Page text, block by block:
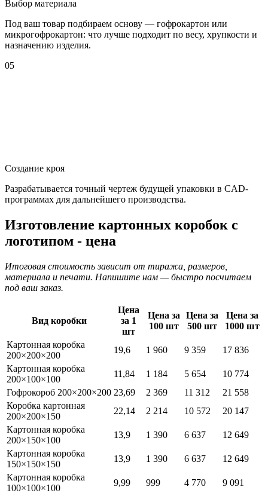
Выбор материала
Под ваш товар подбираем основу — гофрокартон или
микрогофрокартон: что лучше подходит по весу, хрупкости и
назначению изделия.
05
Создание кроя
Разрабатывается точный чертеж будущей упаковки в CAD-
программах для дальнейшего производства.
Изготовление картонных коробок с
логотипом - цена
Итоговая стоимость зависит от тиража, размеров,
материала и печати. Напишите нам — быстро посчитаем
под ваш заказ.
Вид коробки
Цена
за 1
шт
Цена за
100 шт
Цена за
500 шт
Цена за
1000 шт
Картонная коробка
200×200×200
19,6 1 960 9 359
17 836
Картонная коробка
200×100×100
11,84 1 184 5 654
10 774
Гофрокороб 200×200×200 23,69 2 369 11 312
21 558
Коробка картонная
200×200×150
22,14 2 214 10 572
20 147
Картонная коробка
200×150×100
13,9 1 390 6 637
12 649
Картонная коробка
150×150×150
13,9 1 390 6 637
12 649
Картонная коробка
100×100×100
9,99 999 4 770
9 091